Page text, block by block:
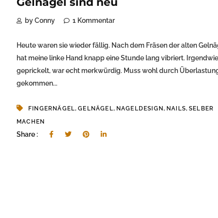
by Conny 1 Kommentar
Heute waren sie wieder fällig. Nach dem Fräsen der alten
hat meine linke Hand knapp eine Stunde lang vibriert. Irgendwie
geprickelt, war echt merkwürdig. Muss wohl durch
gekommen...
FINGERNÄGEL,GELNÄGEL, NAGELDESIGN, NAILS,SELBER
MACHEN
Share :